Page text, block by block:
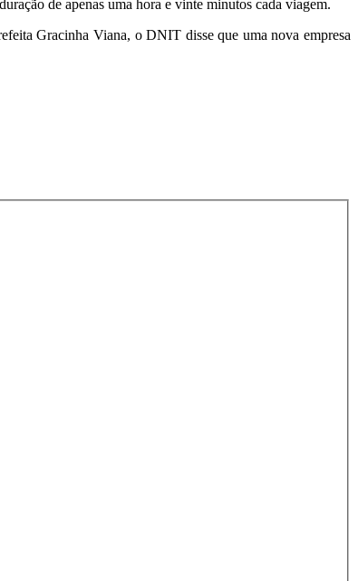
de apenas uma hora e vinte minutos cada viagem.
Gracinha Viana, o DNIT disse que uma nova empresa